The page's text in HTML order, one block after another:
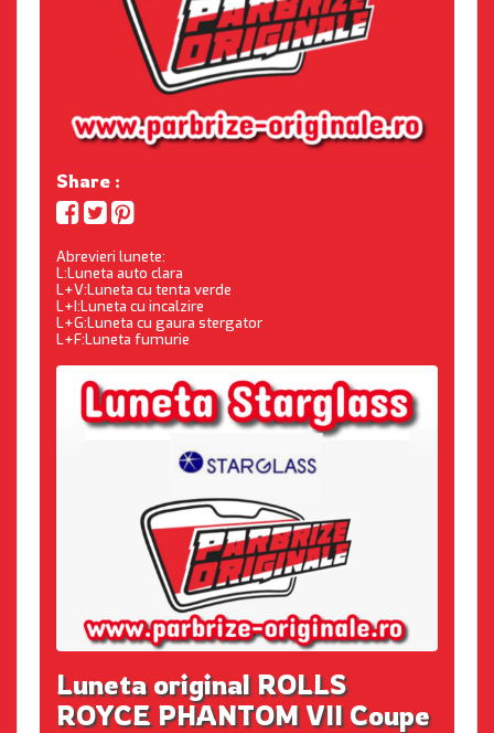
Share :
Abrevieri lunete:
L:Luneta auto clara
L+V:Luneta cu tenta verde
L+I:Luneta cu incalzire
L+G:Luneta cu gaura stergator
L+F:Luneta fumurie
Luneta original ROLLS
ROYCE PHANTOM VII Coupe